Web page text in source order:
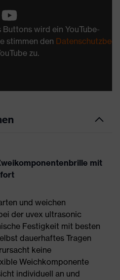
wird ein YouTube-
stimmen den
zu.
mit
und weichen
der uvex ultrasonic
Festigkeit mit besten
dauerhaftes Tragen
keine
Weichkomponente
individuell an und